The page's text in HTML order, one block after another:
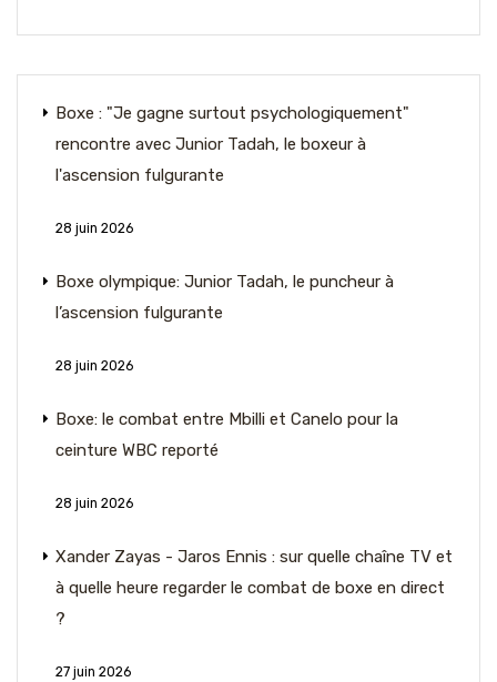
Boxe : "Je gagne surtout psychologiquement"
rencontre avec Junior Tadah, le boxeur à
l'ascension fulgurante
28 juin 2026
Boxe olympique: Junior Tadah, le puncheur à
l’ascension fulgurante
28 juin 2026
Boxe: le combat entre Mbilli et Canelo pour la
ceinture WBC reporté
28 juin 2026
Xander Zayas - Jaros Ennis : sur quelle chaîne TV et
à quelle heure regarder le combat de boxe en direct
?
27 juin 2026